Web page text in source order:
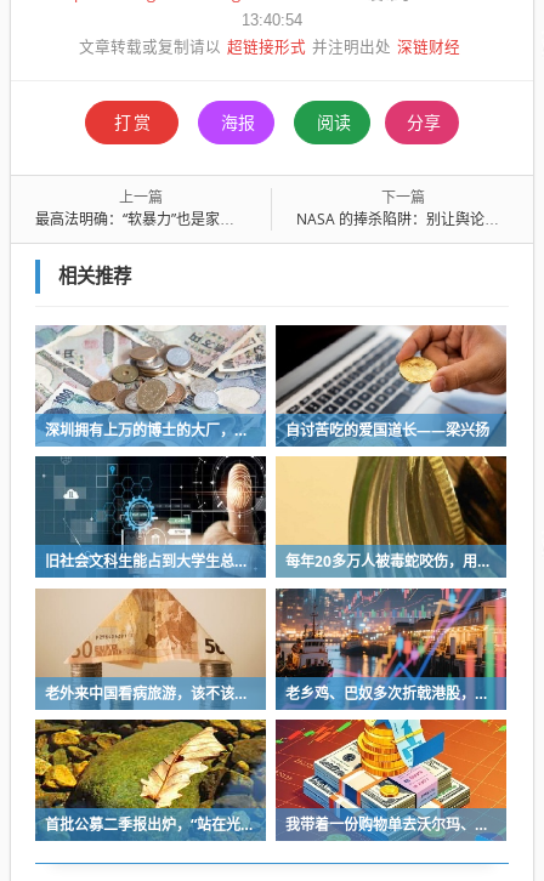
13:40:54
文章转载或复制请以 超链接形式 并注明出处 深链财经
打赏 海报 阅读 分享
上一篇
最高法明确：“软暴力”也是家暴！
下一篇
NASA 的捧杀陷阱：别让舆论狂欢遮蔽了中美航天的真实差距
相关推荐
深圳拥有上万的博士的大厂，最经典的表演就是，凌晨两三点给领导自动发邮件 自讨苦吃的爱国道长——梁兴扬
旧社会文科生能占到大学生总数的46％，理工科却不到17％ 每年20多万人被毒蛇咬伤，用上救命血清的不到两成，基层医生“不敢打”
老外来中国看病旅游，该不该大力欢迎？ 老乡鸡、巴奴多次折戟港股，餐饮上市变难了吗？
首批公募二季报出炉，“站在光里”赢麻了，有基金大幅加仓中际旭创、新易盛 我带着一份购物单去沃尔玛、克罗格和亚马逊作价格对比，在完成购物后，赢家是…